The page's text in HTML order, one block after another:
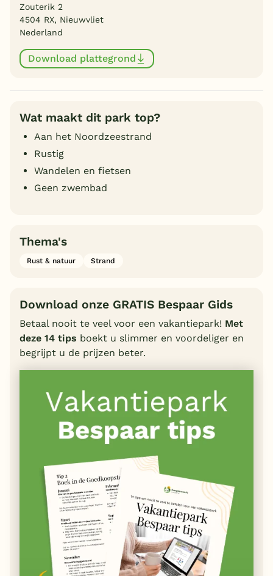
Zouterik 2
4504 RX, Nieuwvliet
Nederland
Download plattegrond
Wat maakt dit park top?
Aan het Noordzeestrand
Rustig
Wandelen en fietsen
Geen zwembad
Thema's
Rust & natuur Strand
Download onze GRATIS Bespaar Gids
Betaal nooit te veel voor een vakantiepark! Met
deze 14 tips boekt u slimmer en voordeliger en
begrijpt u de prijzen beter.